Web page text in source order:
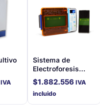
IVA
Sistema de
Electroforesis
Integrado Gelato™
$1.882.556 IVA
incluido